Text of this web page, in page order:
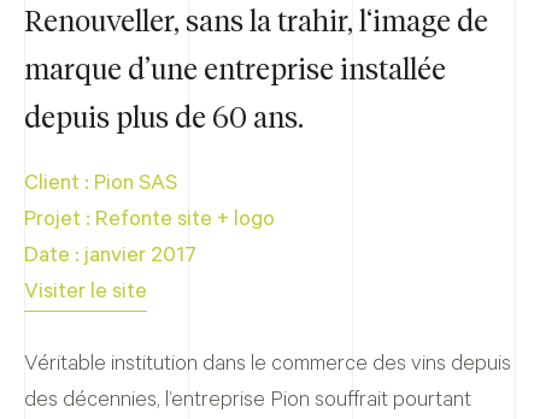
Renouveller, sans la trahir, l‘image de
marque d’une entreprise installée
depuis plus de 60 ans.
Client : Pion SAS
Projet : Refonte site + logo
Date : janvier 2017
Visiter le site
Véritable institution dans le commerce des vins depuis
des décennies, l’entreprise Pion souffrait pourtant